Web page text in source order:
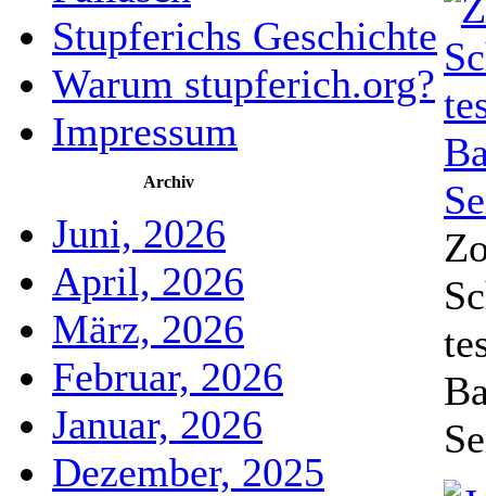
Stupferichs Geschichte
Warum stupferich.org?
Impressum
Archiv
Juni, 2026
April, 2026
März, 2026
Februar, 2026
Januar, 2026
Dezember, 2025